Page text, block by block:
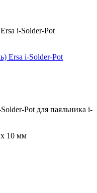
i-Solder-Pot
Pot для паяльника i-
x 10 мм